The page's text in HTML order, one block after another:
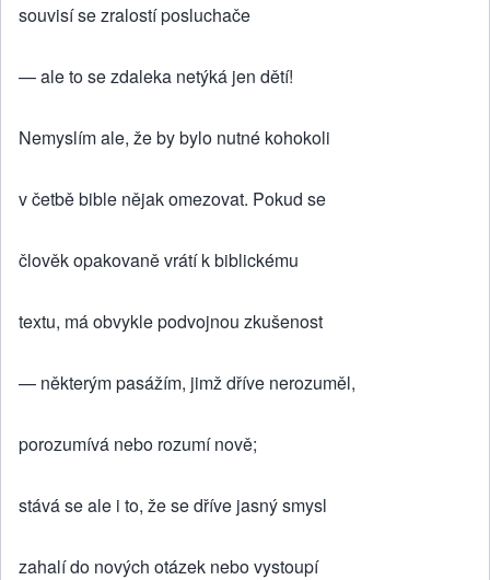
souvisí se zralostí posluchače
— ale to se zdaleka netýká jen dětí!
Nemyslím ale, že by bylo nutné kohokoli
v četbě bible nějak omezovat. Pokud se
člověk opakovaně vrátí k biblickému
textu, má obvykle podvojnou zkušenost
— některým pasážím, jimž dříve nerozuměl,
porozumívá nebo rozumí nově;
stává se ale i to, že se dříve jasný smysl
zahalí do nových otázek nebo vystoupí